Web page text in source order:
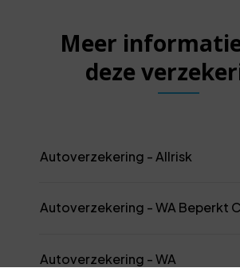
Meer
deze
Autoverzekering - Allrisk
Autoverzekering - WA Beperkt
Autoverzekering - WA